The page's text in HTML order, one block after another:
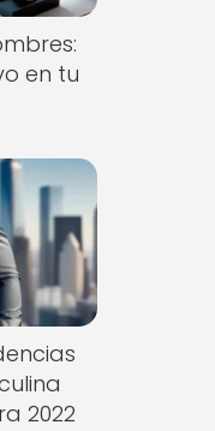
en tu
2022